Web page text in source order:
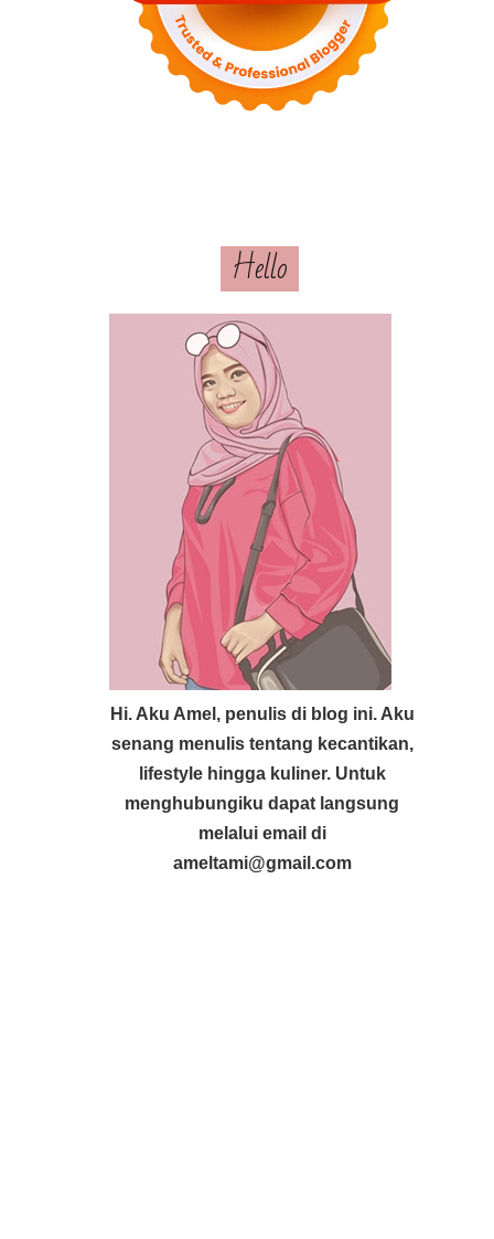
Hello
Hi. Aku Amel, penulis di blog ini. Aku
senang menulis tentang kecantikan,
lifestyle hingga kuliner. Untuk
menghubungiku dapat langsung
melalui email di
ameltami@gmail.com